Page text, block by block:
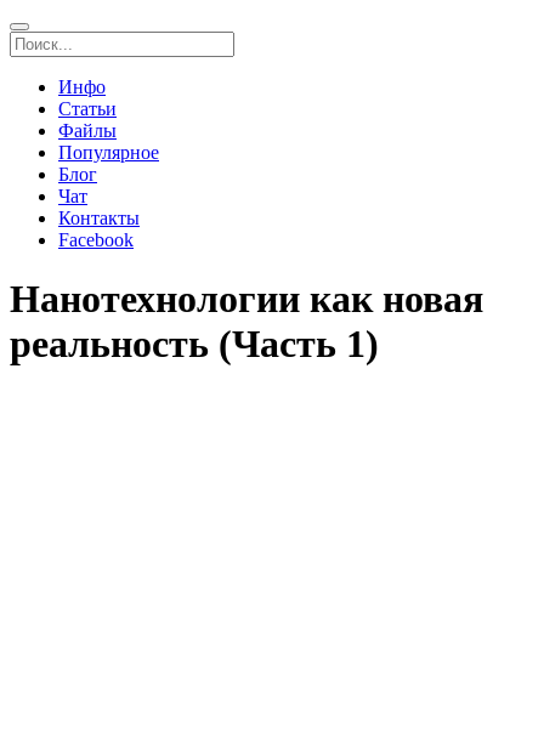
Инфо
Статьи
Файлы
Популярное
Блог
Чат
Контакты
Facebook
Нанотехнологии как новая
реальность (Часть 1)